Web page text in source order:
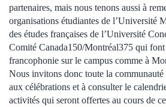
partenaires, mais nous tenons aussi à
organisations étudiantes de l’Université
des études françaises de l’Université
Comité Canada150/Montréal375 qui
francophonie sur le campus comme à
Nous invitons donc toute la
aux célébrations et à consulter le
activités qui seront offertes au cours de